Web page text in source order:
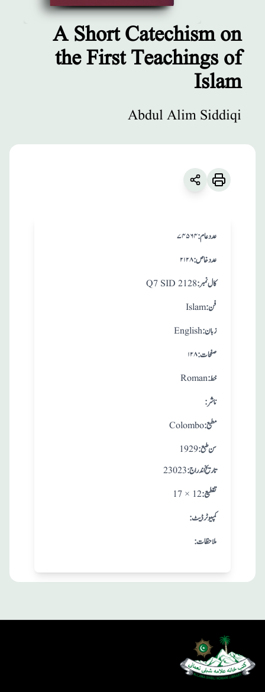
مطبوعات
A Short Catechism on
the First Teachings of
Islam
Abdul Alim Siddiqi
۷۴۵۶۴:عدد عام
۲۱۲۸:عدد خاص
Q7 SID 2128 :کال نمبر
Islam :فن
English:زبان
۱۲۸:صفحات
Roman:خط
:ناشر
Colombo:مطبع
1929: سن طبع
23023 : تاريخ اندراج
17 × 12 :تقطيع
:کمپیوٹر ڈیٹ
:ملاحظات